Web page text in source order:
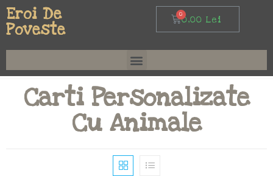
Eroi De
Poveste
0,00Lei
Carti Personalizate
Cu Animale